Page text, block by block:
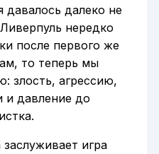
давалось далеко не
нередко
после первого же
то теперь мы
злость, агрессию,
и давление до
игра